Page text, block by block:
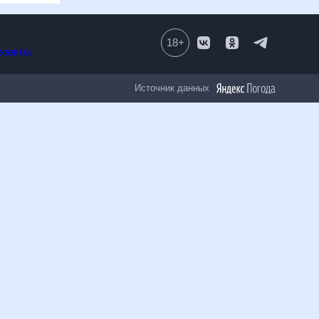
Все проекты
18+
Источник данных